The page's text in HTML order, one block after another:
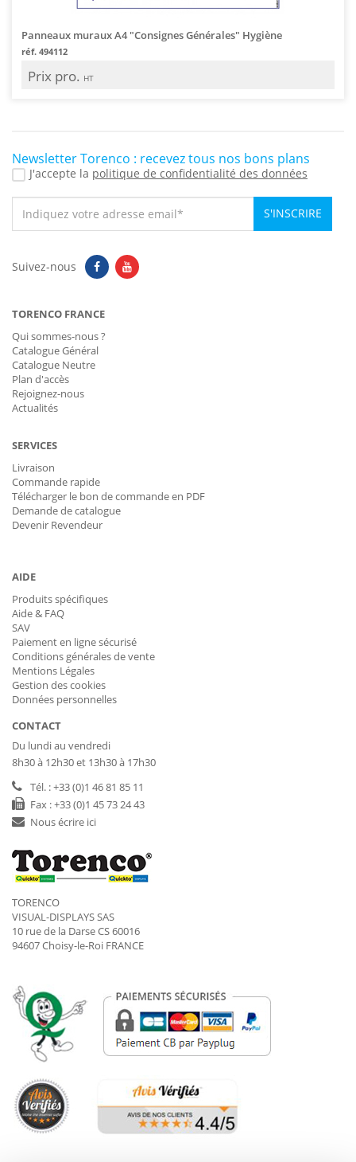
Panneaux muraux A4 "Consignes Générales" Hygiène
réf. 494112
Prix pro. HT
Newsletter Torenco : recevez tous nos bons plans
J'accepte la politique de confidentialité des données
S'INSCRIRE
Suivez-nous
TORENCO FRANCE
Qui sommes-nous ?
Catalogue Général
Catalogue Neutre
Plan d'accès
Rejoignez-nous
Actualités
SERVICES
Livraison
Commande rapide
Télécharger le bon de commande en PDF
Demande de catalogue
Devenir Revendeur
AIDE
Produits spécifiques
Aide & FAQ
SAV
Paiement en ligne sécurisé
Conditions générales de vente
Mentions Légales
Gestion des cookies
Données personnelles
CONTACT
Du lundi au vendredi
8h30 à 12h30 et 13h30 à 17h30
Tél. : +33 (0)1 46 81 85 11
Fax : +33 (0)1 45 73 24 43
Nous écrire ici
TORENCO
VISUAL-DISPLAYS SAS
10 rue de la Darse CS 60016
94607 Choisy-le-Roi FRANCE